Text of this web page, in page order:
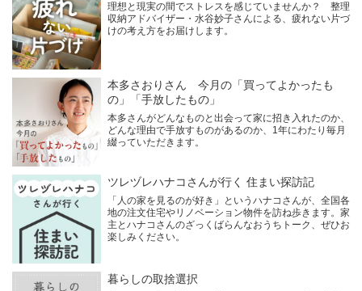
理想と現実の間でストレスを感じていませんか？ 整理
収納アドバイザー・水谷妙子さんによる、疲れない片づ
けの考え方をお届けします。
本多さおりさん 今月の「買ってよかったも
の」「手放したもの」
本多さんがどんなものと出会って家に招き入れたのか、
どんな理由で手放すものがあるのか、1年にわたり毎月
綴っていただきます。
ツレヅレハナコさんが行く 住まい探訪記
「人の家を見るのが好き」というハナコさんが、全国各
地の注文住宅やリノベーション物件を訪ね歩きます。家
主とハナコさんのざっくばらんなおうちトーク、ぜひお
楽しみください。
暮らしの取捨選択